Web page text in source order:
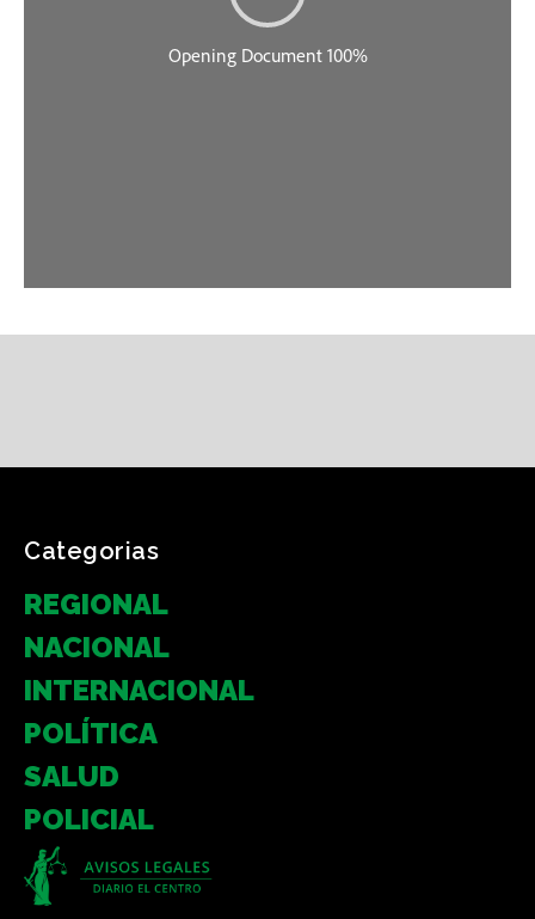
Categorias
REGIONAL
NACIONAL
INTERNACIONAL
POLÍTICA
SALUD
POLICIAL